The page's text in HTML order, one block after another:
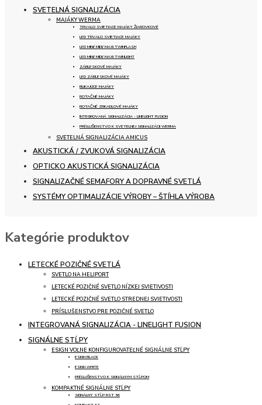
SVETELNÁ SIGNALIZÁCIA
MAJÁKY WERMA
TRVALO SVIETIACE MAJÁKY ŽIAROVKOVÉ
LED TRVALO SVIETIACE MAJÁKY
LED MINI/ MIDI/ MAXI TWINFLASH
LED MINI/ MIDI/ MAXI TWINLIGHT
ZÁBLESKOVÉ MAJÁKY
LED ZÁBLESKOVÉ MAJÁKY
BLIKAJÚCE MAJÁKY
ROTAČNÉ MAJÁKY
ROTAČNÉ ZRKADLOVÉ MAJÁKY
INTEGROVANÁ SIGNALIZÁCIA - LINELIGHT FUSION
PRÍSLUŠENSTVO K SVETELNEJ SIGNALIZÁCII WERMA
SVETELNÁ SIGNALIZÁCIA AMICUS
AKUSTICKÁ / ZVUKOVÁ SIGNALIZÁCIA
OPTICKO AKUSTICKÁ SIGNALIZÁCIA
SIGNALIZAČNÉ SEMAFORY A DOPRAVNÉ SVETLÁ
SYSTÉMY OPTIMALIZÁCIE VÝROBY – ŠTÍHLA VÝROBA
Kategórie produktov
LETECKÉ POZIČNÉ SVETLÁ
SVETLO NA HELIPORT
LETECKÉ POZIČNÉ SVETLO NÍZKEJ SVIETIVOSTI
LETECKÉ POZIČNÉ SVETLO STREDNEJ SVIETIVOSTI
PRÍSLUŠENSTVO PRE POZIČNÉ SVETLO
INTEGROVANÁ SIGNALIZÁCIA - LINELIGHT FUSION
SIGNÁLNE STĹPY
ESIGN VOĽNE KONFIGUROVATEĽNÉ SIGNÁLNE STĹPY
ESIGN BLACK
ESIGN WHITE
PRÍSLUŠENSTVO K SIGNÁLNYM STĹPOM
KOMPAKTNÉ SIGNÁLNE STĹPY
SIGNÁLNY STĹP RST 56